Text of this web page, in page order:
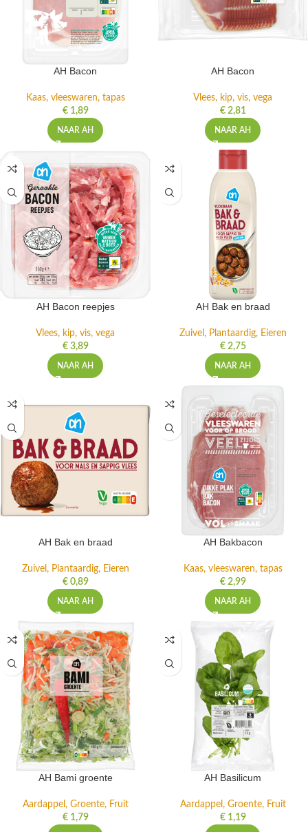
AH Bacon
Kaas, vleeswaren, tapas
€1,89
NAAR AH
AH Bacon
Vlees, kip, vis, vega
€2,81
NAAR AH
AH Bacon reepjes
Vlees, kip, vis, vega
€3,89
NAAR AH
AH Bak en braad
Zuivel, Plantaardig, Eieren
€2,75
NAAR AH
AH Bak en braad
Zuivel, Plantaardig, Eieren
€0,89
NAAR AH
AH Bakbacon
Kaas, vleeswaren, tapas
€2,99
NAAR AH
AH Bami groente
Aardappel, Groente, Fruit
€1,79
AH Basilicum
Aardappel, Groente, Fruit
€1,19